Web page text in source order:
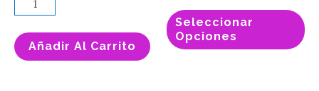
Añadir Al Carrito
Seleccionar
Opciones